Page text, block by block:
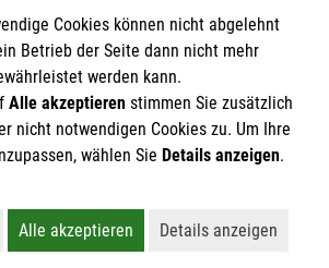
0193 4004 3550 11
e.V. ist als eingetragene
von der Körperschaft- und
Cookies können nicht abgelehnt
Betrieb der Seite dann nicht mehr
werden kann.
Alle akzeptierenstimmen Sie zusätzlich
nicht notwendigen Cookies zu. Um Ihre
wählen Sie Details anzeigen.
nicht-essentiellen Cookies ab
Alle akzeptieren
Akzeptiert alle Cookies
Details anzeigen